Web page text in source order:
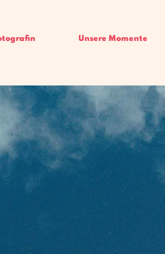
Unsere Momente